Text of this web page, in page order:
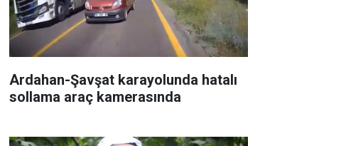
Ardahan-Şavşat karayolunda hatalı
sollama araç kamerasında